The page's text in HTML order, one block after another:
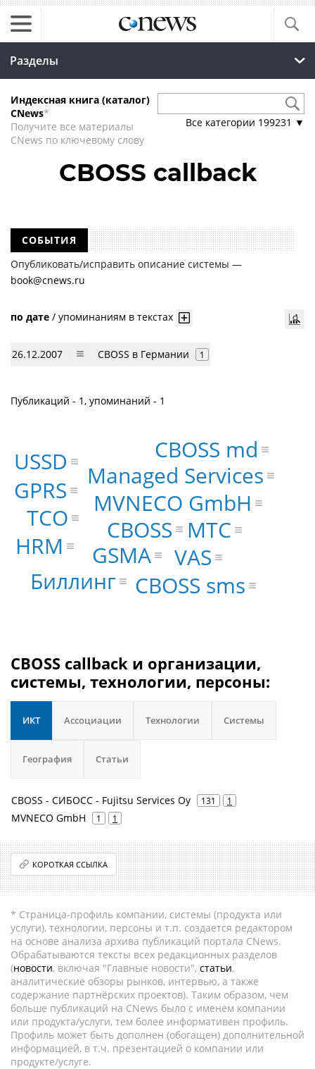
Разделы
Индексная книга (каталог)
CNews*
Получите все материалы
CNews по ключевому слову
Все категории 199231 ▼
CBOSS callback
СОБЫТИЯ
Опубликовать/исправить описание системы —
book@cnews.ru
по дате / упоминаниям в текстах
26.12.2007 CBOSS в Германии 1
Публикаций - 1, упоминаний - 1
CBOSS
MVNECO GmbH
GSMA
Managed Services
Биллинг
VAS
USSD
GPRS
МТС
CBOSS sms
CBOSS md
TCO
HRM
CBOSS callback и организации,
системы, технологии, персоны:
ИКТ Ассоциации Технологии Системы
География Статьи
CBOSS - СИБОСС - Fujitsu Services Oy 131 1
MVNECO GmbH 1 1
КОРОТКАЯ ССЫЛКА
* Страница-профиль компании, системы (продукта или
услуги), технологии, персоны и т.п. создается редактором
на основе анализа архива публикаций портала CNews.
Обрабатываются тексты всех редакционных разделов
(новости, включая "Главные новости", статьи,
аналитические обзоры рынков, интервью, а также
содержание партнёрских проектов). Таким образом, чем
больше публикаций на CNews было с именем компании
или продукта/услуги, тем более информативен профиль.
Профиль может быть дополнен (обогащен) дополнительной
информацией, в т.ч. презентацией о компании или
продукте/услуге.